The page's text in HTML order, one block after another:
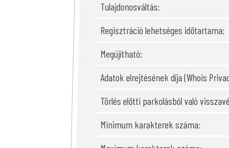
Tulajdonosváltás:
Regisztráció lehetséges időtartama:
Megújítható:
Adatok elrejtésének díja (Whois
Törlés előtti parkolásból való
Minimum karakterek száma: